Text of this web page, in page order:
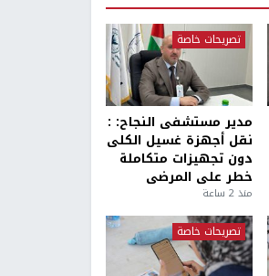
تصريحات خاصة
مدير مستشفى النجاح: :
نقل أجهزة غسيل الكلى
دون تجهيزات متكاملة
خطر على المرضى
منذ 2 ساعة
تصريحات خاصة